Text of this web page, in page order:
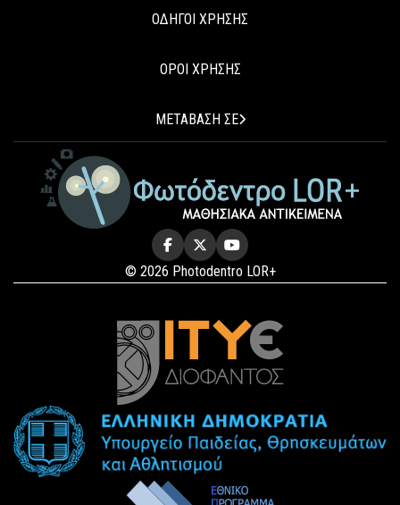
ΟΔΗΓΟΙ ΧΡΗΣΗΣ
ΟΡΟΙ ΧΡΗΣΗΣ
ΜΕΤΑΒΑΣΗ ΣΕ
© 2026 Photodentro LOR+